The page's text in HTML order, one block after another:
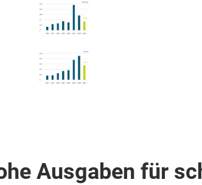
Ausgaben für